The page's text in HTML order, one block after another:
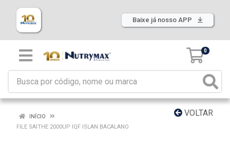
Baixe já nosso APP
0
VOLTAR
INÍCIO
FILE SAITHE 2000UP IQF ISLAN BACALANO